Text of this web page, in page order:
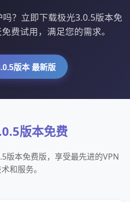
？立即下载极光3.0.5版本免
费试用，满足您的需求。
版本 最新版
版本免费
版本免费版，享受最先进的VPN
和服务。